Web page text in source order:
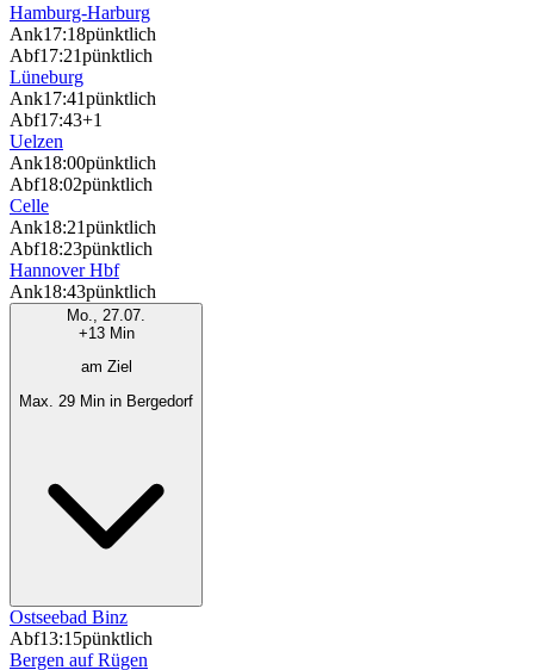
Hamburg-Harburg
Ank17:18pünktlich
Abf17:21pünktlich
Lüneburg
Ank17:41pünktlich
Abf17:43+1
Uelzen
Ank18:00pünktlich
Abf18:02pünktlich
Celle
Ank18:21pünktlich
Abf18:23pünktlich
Hannover Hbf
Ank18:43pünktlich
Mo., 27.07.
+13 Min
am Ziel
Max. 29 Min in Bergedorf
Ostseebad Binz
Abf13:15pünktlich
Bergen auf Rügen